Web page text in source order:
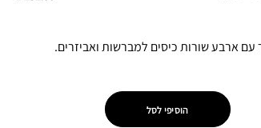
ארבע שורות כיסים למברשות ואביזרים.
הוסיפי לסל